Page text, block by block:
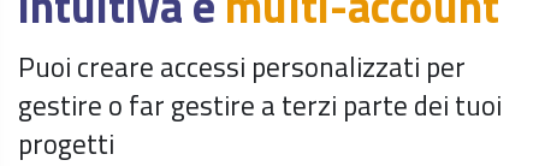
Puoi creare accessi personalizzati per
gestire o far gestire a terzi parte dei tuoi
progetti